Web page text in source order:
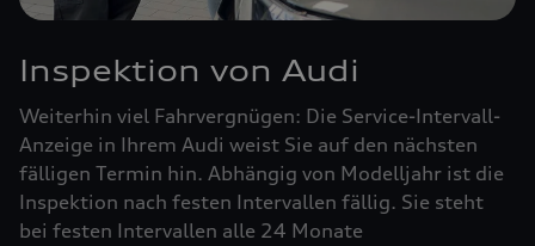
Inspektion von Audi
Weiterhin viel Fahrvergnügen: Die Service-Intervall-
Anzeige in Ihrem Audi weist Sie auf den nächsten
fälligen Termin hin. Abhängig von Modelljahr ist die
Inspektion nach festen Intervallen fällig. Sie steht
bei festen Intervallen alle 24 Monate